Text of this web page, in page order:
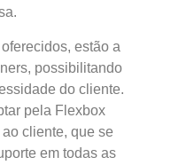
estão a
possibilitando
do cliente.
pela Flexbox
cliente, que se
em todas as